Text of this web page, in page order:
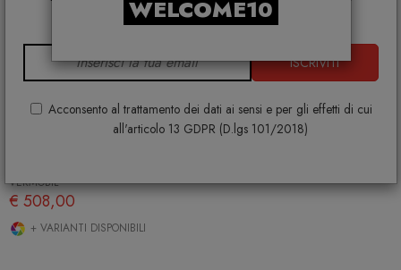
Dunavox, Zafferano, VG, Slide
ISCRIVITI
Acconsento al trattamento dei dati ai sensi e per gli effetti di cui
all'articolo 13 GDPR (D.lgs 101/2018)
WELCOME10
VERMOBIL
€ 508,00
+ VARIANTI DISPONIBILI